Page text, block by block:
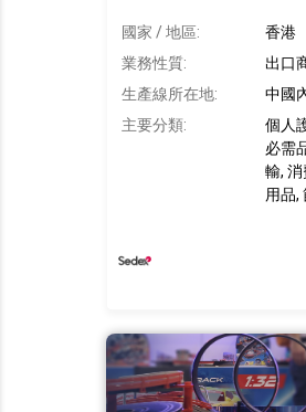
國家 / 地區:
香港
業務性質:
出口
生產線所在地:
中國
主要分類:
個人
必需
輸,
用品,